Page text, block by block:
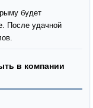
будет
После удачной
в компании